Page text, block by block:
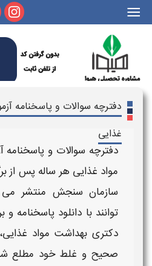
|||
دفترچه سوالات و پاسخنامه
غذایی
دفترچه سوالات و
مواد غذایی هر ساله پس از
سازمان سنجش منتشر می‌
توانند با دانلود پاسخنامهو
دکتری بهداشت مواد غذایی
صحیح و غلط خود مطلع